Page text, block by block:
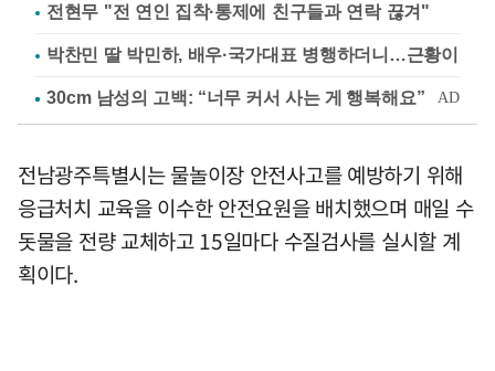
전현무 "전 연인 집착·통제에 친구들과 연락 끊겨"
박찬민 딸 박민하, 배우·국가대표 병행하더니…근황이
전남광주특별시는 물놀이장 안전사고를 예방하기 위해
응급처치 교육을 이수한 안전요원을 배치했으며 매일 수
돗물을 전량 교체하고 15일마다 수질검사를 실시할 계
획이다.